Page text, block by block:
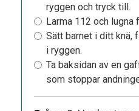
ryggen och tryck till.
Larma 112 och lugna
Sätt barnet i ditt knä,
i ryggen.
Ta baksidan av en
som stoppar